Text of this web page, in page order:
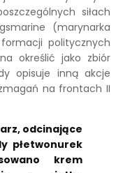
siłach
(marynarka
politycznych
określić jako zbiór
opisuje inną akcje
na frontach II
odcinające
płetwonurek
krem